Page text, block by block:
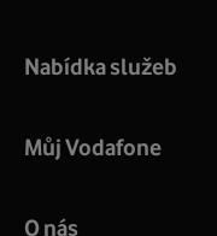
Nabídka služeb
Můj Vodafone
O nás